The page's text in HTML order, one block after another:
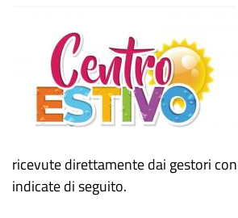
ricevute direttamente dai gestori
indicate di seguito.